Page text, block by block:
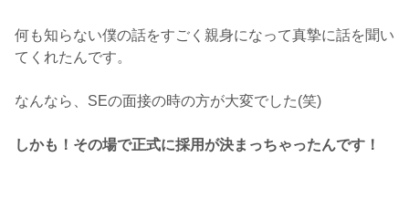
何も知らない僕の話をすごく親身になって真摯に話を聞い
てくれたんです。
なんなら、SEの面接の時の方が大変でした(笑)
しかも！その場で正式に採用が決まっちゃったんです！